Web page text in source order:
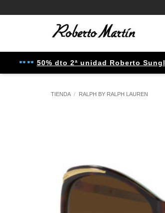
50% dto 2ª unidad Roberto Sunglasses
TIENDA / RALPH BY RALPH LAUREN